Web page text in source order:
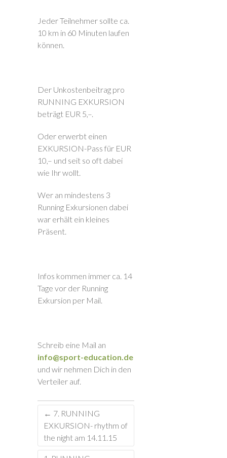
Jeder Teilnehmer sollte ca.
10 km in 60 Minuten laufen
können.
Der Unkostenbeitrag pro
RUNNING EXKURSION
beträgt EUR 5,–.
Oder erwerbt einen
EXKURSION-Pass für EUR
10,– und seit so oft dabei
wie Ihr wollt.
Wer an mindestens 3
Running Exkursionen dabei
war erhält ein kleines
Präsent.
Infos kommen immer ca. 14
Tage vor der Running
Exkursion per Mail.
Schreib eine Mail an
info@sport-education.de
und wir nehmen Dich in den
Verteiler auf.
← 7. RUNNING
EXKURSION- rhythm of
the night am 14.11.15